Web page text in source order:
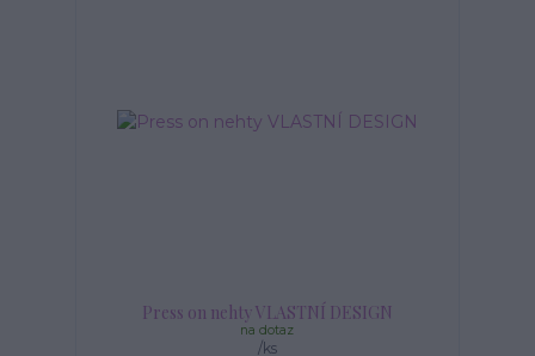
Press on nehty VLASTNÍ DESIGN
/ks
na dotaz